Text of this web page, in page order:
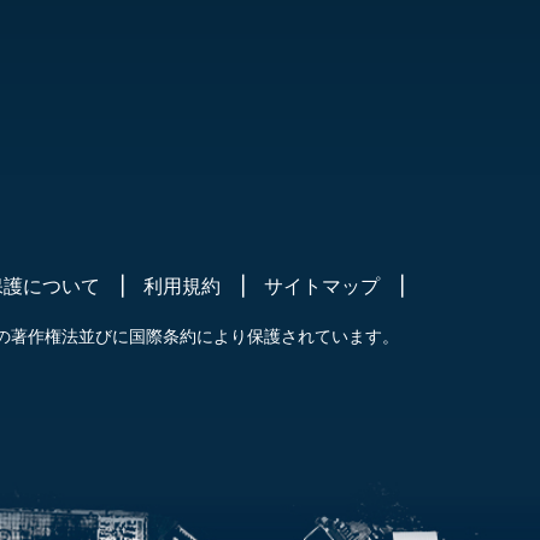
について 利用規約 サイトマップ
著作権法並びに国際条約により保護されています。